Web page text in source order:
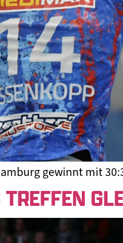
gewinnt mit